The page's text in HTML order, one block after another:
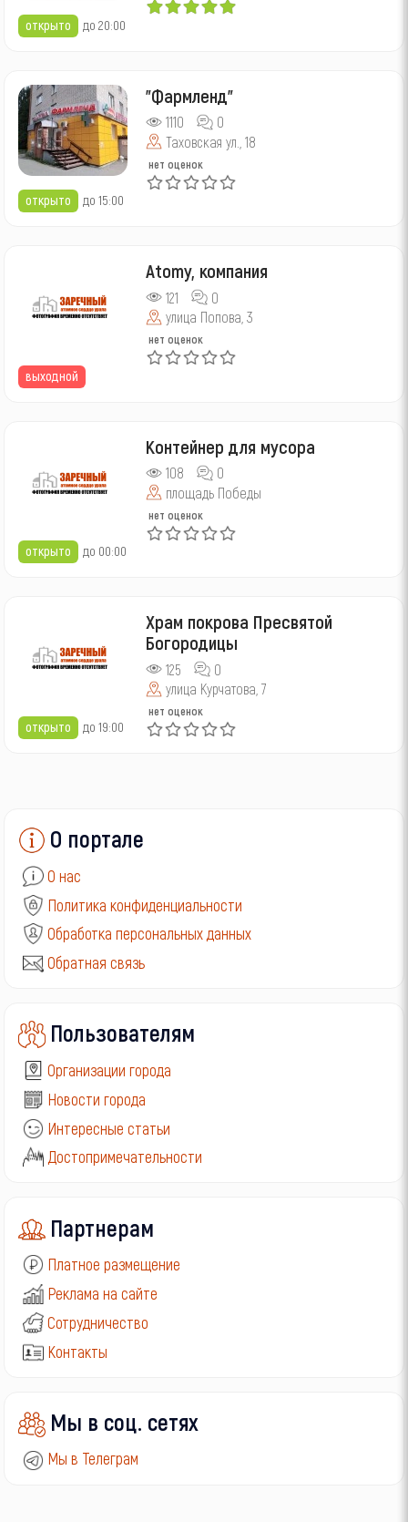
открыто до 20:00
открыто до 15:00
"Фармленд"
1110
0
Таховская ул., 18
нет оценок
выходной
Atomy, компания
121
0
улица Попова, 3
нет оценок
открыто до 00:00
Контейнер для мусора
108
0
площадь Победы
нет оценок
открыто до 19:00
Храм покрова Пресвятой
Богородицы
125
0
улица Курчатова, 7
нет оценок
О портале
О нас
Политика конфиденциальности
Обработка персональных данных
Обратная связь
Пользователям
Организации города
Новости города
Интересные статьи
Достопримечательности
Партнерам
Платное размещение
Реклама на сайте
Сотрудничество
Контакты
Мы в соц. сетях
Мы в Телеграм